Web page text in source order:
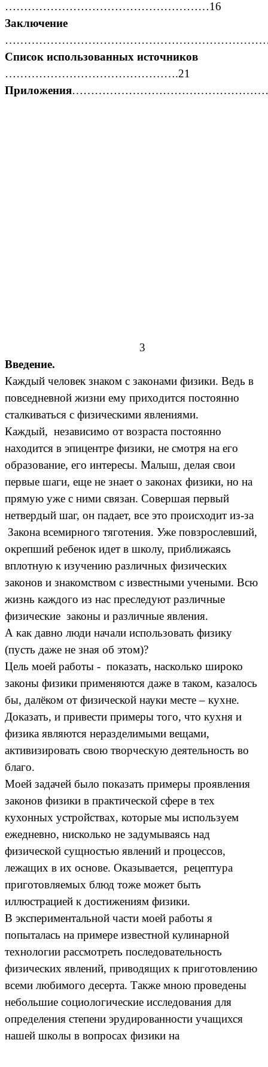
………………………………………………16
Заключение
Список использованных источников
……………………………………….21
Приложения
3
Введение.
Каждый человек знаком с законами физики. Ведь в
повседневной жизни ему приходится постоянно
сталкиваться с физическими явлениями.
Каждый, независимо от возраста постоянно
находится в эпицентре физики, не смотря на его
образование, его интересы. Малыш, делая свои
первые шаги, еще не знает о законах физики, но на
прямую уже с ними связан. Совершая первый
нетвердый шаг, он падает, все это происходит из-за
Закона всемирного тяготения. Уже повзрослевший,
окрепший ребенок идет в школу, приближаясь
вплотную к изучению различных физических
законов и знакомством с известными учеными. Всю
жизнь каждого из нас преследуют различные
физические законы и различные явления.
А как давно люди начали использовать физику
(пусть даже не зная об этом)?
Цель моей работы - показать, насколько широко
законы физики применяются даже в таком, казалось
бы, далёком от физической науки месте – кухне.
Доказать, и привести примеры того, что кухня и
физика являются неразделимыми вещами,
активизировать свою творческую деятельность во
благо.
Моей задачей было показать примеры проявления
законов физики в практической сфере в тех
кухонных устройствах, которые мы используем
ежедневно, нисколько не задумываясь над
физической сущностью явлений и процессов,
лежащих в их основе. Оказывается, рецептура
приготовляемых блюд тоже может быть
иллюстрацией к достижениям физики.
В экспериментальной части моей работы я
попыталась на примере известной кулинарной
технологии рассмотреть последовательность
физических явлений, приводящих к приготовлению
всеми любимого десерта. Также мною проведены
небольшие социологические исследования для
определения степени эрудированности учащихся
нашей школы в вопросах физики на